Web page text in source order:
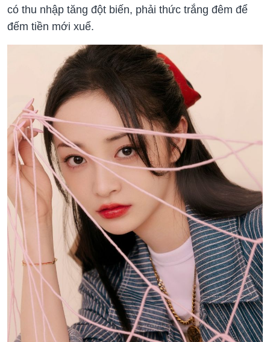
có thu nhập tăng đột biến, phải thức trắng đêm để
đếm tiền mới xuể.